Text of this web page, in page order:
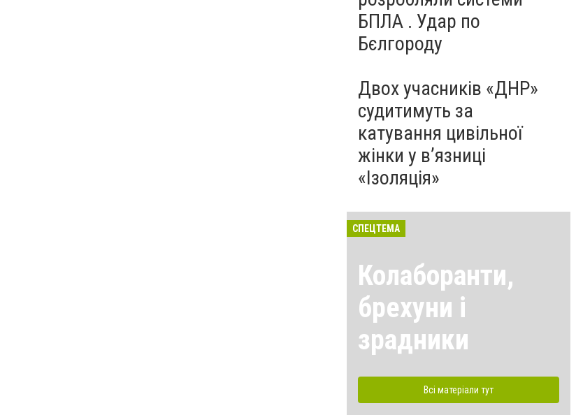
БПЛА . Удар по
Бєлгороду
Двох учасників «ДНР»
судитимуть за
катування цивільної
жінки у в’язниці
«Ізоляція»
СПЕЦТЕМА
Колаборанти,
брехуни і
зрадники
Всі матеріали тут